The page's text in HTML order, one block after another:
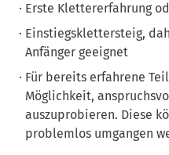
Erste Klettererfahrung
Einstiegsklettersteig,
Anfänger geeignet
Für bereits erfahrene
Möglichkeit,
auszuprobieren. Diese
problemlos umgangen